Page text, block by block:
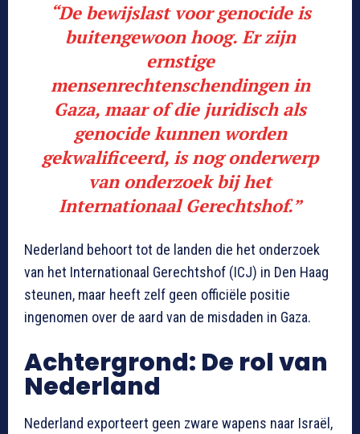
“De bewijslast voor genocide is
buitengewoon hoog. Er zijn
ernstige
mensenrechtenschendingen in
Gaza, maar of die juridisch als
genocide kunnen worden
gekwalificeerd, is nog onderwerp
van onderzoek bij het
Internationaal Gerechtshof.”
Nederland behoort tot de landen die het onderzoek
van het Internationaal Gerechtshof (ICJ) in Den Haag
steunen, maar heeft zelf geen officiële positie
ingenomen over de aard van de misdaden in Gaza.
Achtergrond: De rol van
Nederland
Nederland exporteert geen zware wapens naar Israël,